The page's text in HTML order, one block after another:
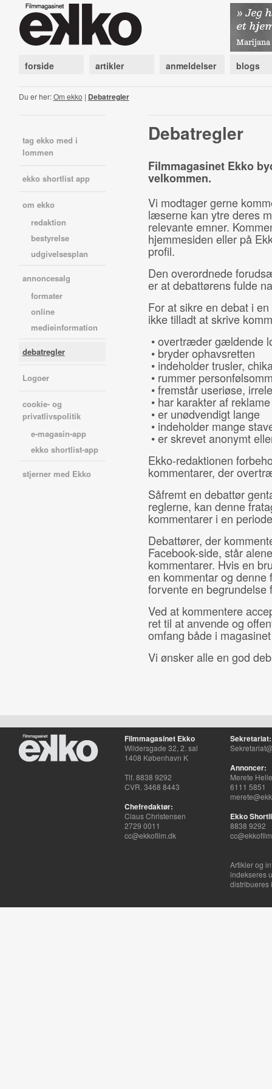
forside artikler anmeldelser blogs
Du er her:Om ekko | Debatregler
tag ekko med i
lommen
ekko shortlist app
om ekko
redaktion
bestyrelse
udgivelsesplan
annoncesalg
formater
online
medieinformation
debatregler
Logoer
cookie- og
privatlivspolitik
e-magasin-app
ekko shortlist-app
stjerner med Ekko
Debatregler
Filmmagasinet Ekko
velkommen.
Vi modtager gerne
læserne kan ytre deres
relevante emner.
hjemmesiden eller på
profil.
Den overordnede
er at debattørens fulde
For at sikre en debat i
ikke tilladt at skrive
• overtræder gældende
• bryder ophavsretten
• indeholder trusler,
• rummer
• fremstår useriøse,
• har karakter af reklame
• er unødvendigt lange
• indeholder mange
• er skrevet anonymt
Ekko-redaktionen
kommentarer, der
Såfremt en debattør
reglerne, kan denne
kommentarer i en
Debattører, der
Facebook-side, står
kommentarer. Hvis en
en kommentar og denne
forvente en begrundelse
Ved at kommentere
ret til at anvende og
omfang både i
Vi ønsker alle en god
Filmmagasinet Ekko
Wildersgade 32, 2. sal
1408 København K
Tlf. 8838 9292
CVR. 3468 8443
Chefredaktør:
Claus Christensen
2729 0011
cc@ekkofilm.dk
Sekretariat:
Annoncer:
Merete
6111 5851
Ekko
8838 9292
Artikler og
indekseres
distribueres